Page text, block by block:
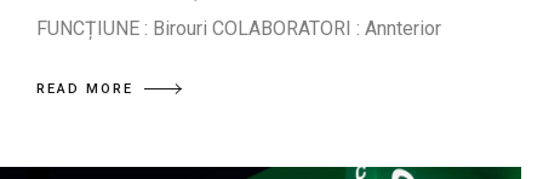
FUNCȚIUNE : Birouri COLABORATORI : Annterior
READ MORE